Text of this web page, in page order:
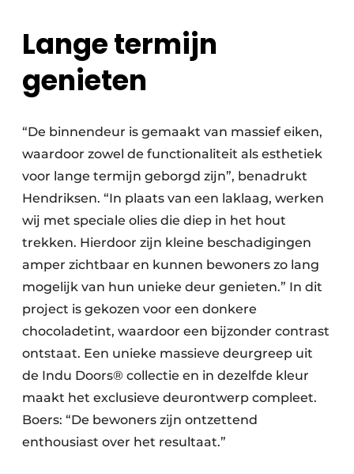
Lange termijn
genieten
“De binnendeur is gemaakt van massief eiken,
waardoor zowel de functionaliteit als esthetiek
voor lange termijn geborgd zijn”, benadrukt
Hendriksen. “In plaats van een laklaag, werken
wij met speciale olies die diep in het hout
trekken. Hierdoor zijn kleine beschadigingen
amper zichtbaar en kunnen bewoners zo lang
mogelijk van hun unieke deur genieten.” In dit
project is gekozen voor een donkere
chocoladetint, waardoor een bijzonder contrast
ontstaat. Een unieke massieve deurgreep uit
de Indu Doors® collectie en in dezelfde kleur
maakt het exclusieve deurontwerp compleet.
Boers: “De bewoners zijn ontzettend
enthousiast over het resultaat.”